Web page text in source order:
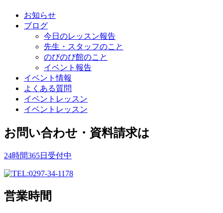
お知らせ
ブログ
今日のレッスン報告
先生・スタッフのこと
のびのび館のこと
イベント報告
イベント情報
よくある質問
イベントレッスン
イベントレッスン
お問い合わせ・資料請求は
24時間365日受付中
営業時間